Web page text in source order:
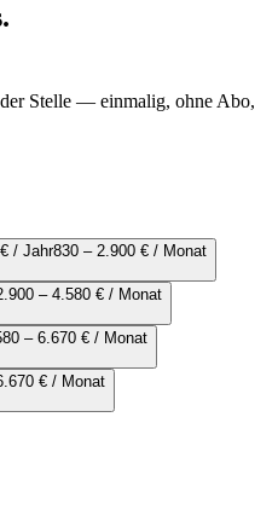
Stelle — einmalig, ohne Abo,
/ Jahr830 – 2.900 € / Monat
– 4.580 € / Monat
– 6.670 € / Monat
€ / Monat